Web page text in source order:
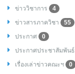
ข่าววิชาการ
4
ข่าวสารภาควิชา
55
ประกาศ
0
ประกาศประชาสัมพันธ์
เรื่องเล่าข่าวคณะฯ
0